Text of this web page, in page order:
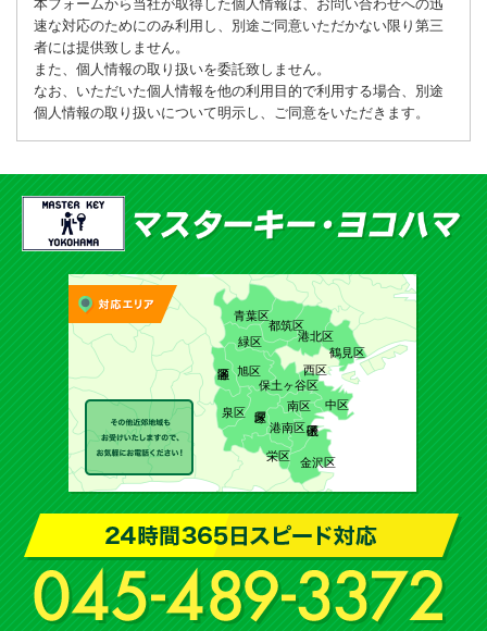
本フォームから当社が取得した個人情報は、お問い合わせへの迅
速な対応のためにのみ利用し、別途ご同意いただかない限り第三
者には提供致しません。
また、個人情報の取り扱いを委託致しません。
なお、いただいた個人情報を他の利用目的で利用する場合、別途
個人情報の取り扱いについて明示し、ご同意をいただきます。
青葉区
都筑区
港北区
鶴見区
緑区
旭区
保土ヶ谷区
西区
泉区
港南区
南区 中区
金沢区
栄区